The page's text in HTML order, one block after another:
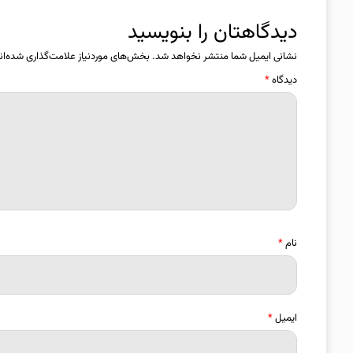
دیدگاهتان را بنویسید
نشانی ایمیل شما منتشر نخواهد شد. بخش‌های موردنیاز علامت‌گذاری
دیدگاه*
نام*
ایمیل*